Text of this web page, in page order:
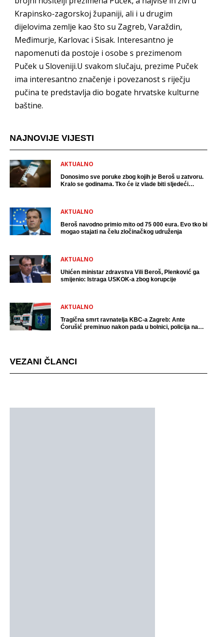
Krapinsko-zagorskoj županiji, ali i u drugim
dijelovima zemlje kao što su Zagreb, Varaždin,
Međimurje, Karlovac i Sisak. Interesantno je
napomenuti da postoje i osobe s prezimenom
Puček u Sloveniji.U svakom slučaju, prezime Puček
ima interesantno značenje i povezanost s riječju
pučina te predstavlja dio bogate hrvatske kulturne
baštine.
NAJNOVIJE VIJESTI
AKTUALNO
Donosimo sve poruke zbog kojih je Beroš u zatvoru.
Kralo se godinama. Tko će iz vlade biti sljedeći
AKTUALNO
Beroš navodno primio mito od 75 000 eura. Evo tko bi
mogao stajati na čelu zločinačkog udruženja
AKTUALNO
Uhićen ministar zdravstva Vili Beroš, Plenković ga
smijenio: Istraga USKOK-a zbog korupcije
AKTUALNO
Tragična smrt ravnatelja KBC-a Zagreb: Ante
Ćorušić preminuo nakon pada u bolnici, policija na
VEZANI ČLANCI